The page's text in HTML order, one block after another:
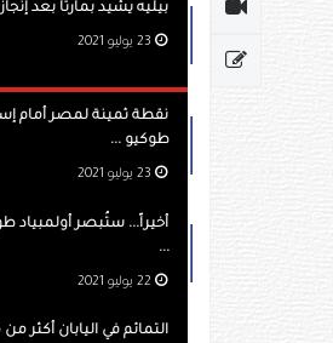
بيليه يشيد بمارتا بعد
نقطة ثمينة لمصر أمام
طوكيو ...
أخيراً... ستُبصر أولمبياد
...
التمائم في اليابان أكثر